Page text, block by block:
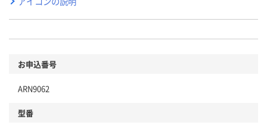
お申込番号
ARN9062
型番